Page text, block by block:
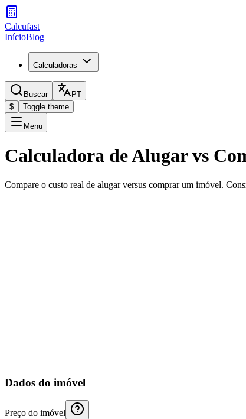
Calcufast
InícioBlog
Calculadoras
Buscar
PT
$
Toggle theme
Menu
Calculadora de Alugar vs
Compare o custo real de alugar versus comprar um imóvel.
Dados do imóvel
Preço do imóvel